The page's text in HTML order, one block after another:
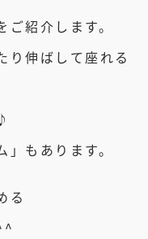
紹介します。
り伸ばして座れる
もあります。
る